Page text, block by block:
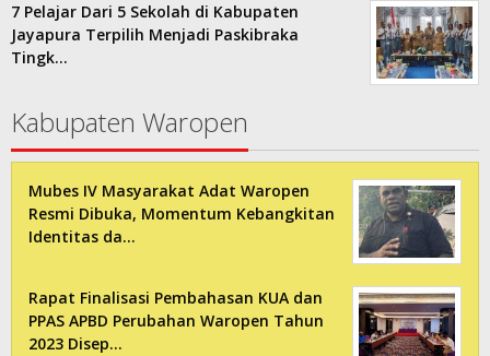
7 Pelajar Dari 5 Sekolah di Kabupaten
Jayapura Terpilih Menjadi Paskibraka
Tingk…
Kabupaten Waropen
Mubes IV Masyarakat Adat Waropen
Resmi Dibuka, Momentum Kebangkitan
Identitas da…
Rapat Finalisasi Pembahasan KUA dan
PPAS APBD Perubahan Waropen Tahun
2023 Disep…